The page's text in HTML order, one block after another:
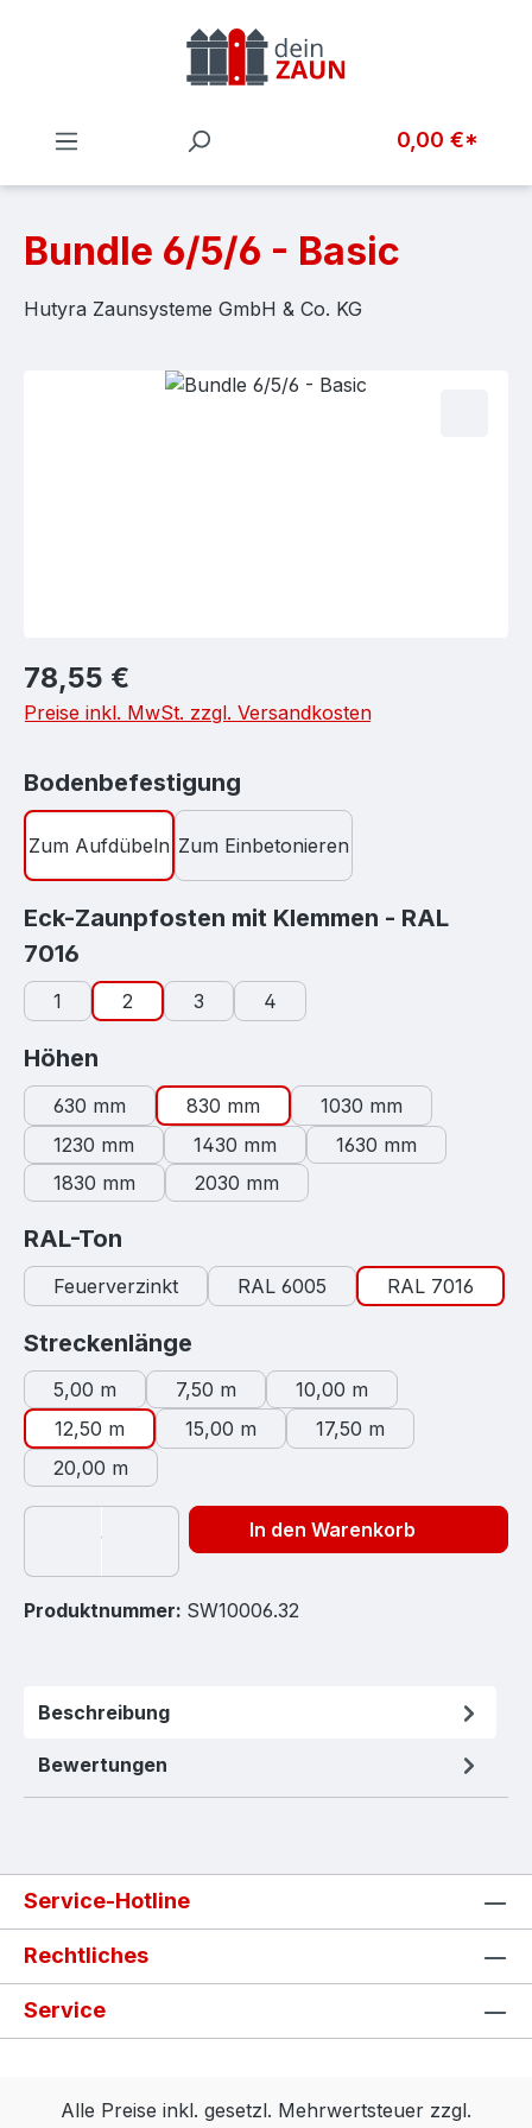
Zum Hauptinhalt springen
0,00 €*
Bundle 6/5/6 - Basic
Hutyra Zaunsysteme GmbH & Co. KG
Bildergalerie überspringen
Regulärer Preis:
78,55 €
Preise inkl. MwSt. zzgl. Versandkosten
Bodenbefestigung
Zum Aufdübeln Zum Einbetonieren
Eck-Zaunpfosten mit Klemmen - RAL
7016
1 2 3 4
Höhen
630 mm 830 mm
1030 mm
1230 mm
1430 mm
1630 mm
1830 mm
2030 mm
RAL-Ton
Feuerverzinkt RAL 6005 RAL 7016
Streckenlänge
5,00 m 7,50 m
10,00 m
12,50 m
15,00 m
17,50 m
20,00 m
In den Warenkorb
Produktnummer: SW10006.32
Beschreibung
Bewertungen
Service-Hotline
Rechtliches
Service
Alle Preise inkl. gesetzl. Mehrwertsteuer zzgl.